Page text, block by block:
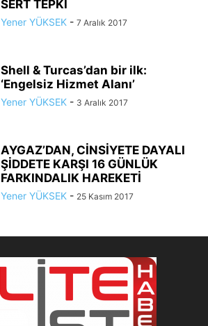
SERT TEPKİ
Yener YÜKSEK - 7 Aralık 2017
Shell & Turcas’dan bir ilk:
‘Engelsiz Hizmet Alanı’
Yener YÜKSEK - 3 Aralık 2017
AYGAZ’DAN, CİNSİYETE DAYALI
ŞİDDETE KARŞI 16 GÜNLÜK
FARKINDALIK HAREKETİ
Yener YÜKSEK - 25 Kasım 2017